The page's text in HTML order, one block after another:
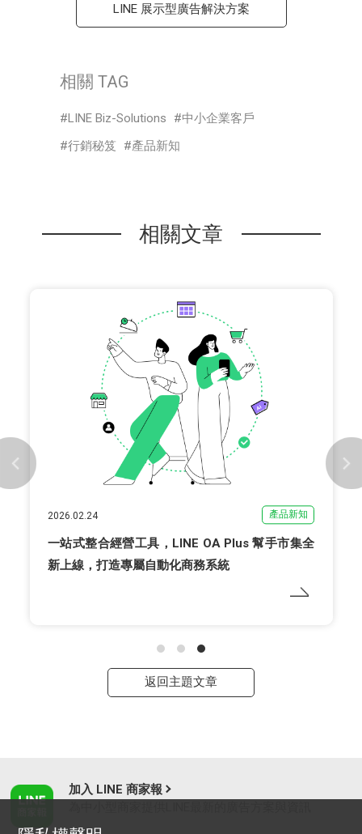
LINE 展示型廣告解決方案
相關 TAG
LINE Biz-Solutions
中小企業客戶
行銷秘笈
產品新知
相關文章
2026.02.24 產品新知
一站式整合經營工具，LINE OA Plus 幫手市集全
新上線，打造專屬自動化商務系統
返回主題文章
加入 LINE 商家報